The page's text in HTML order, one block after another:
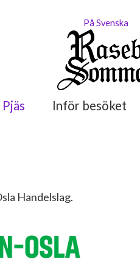
På Svenska
Inför besöket
Handelslag.